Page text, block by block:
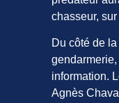
chasseur,
Du côté de
information.
Agnès